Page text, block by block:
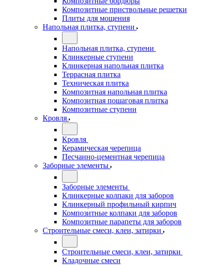
Композитные приствольные решетки
Плиты для мощения
Напольная плитка, ступени
Напольная плитка, ступени
Клинкерные ступени
Клинкерная напольная плитка
Террасная плитка
Техническая плитка
Композитная напольная плитка
Композитная пошаговая плитка
Композитные ступени
Кровля
Кровля
Керамическая черепица
Песчанно-цементная черепица
Заборные элементы
Заборные элементы
Клинкерные колпаки для заборов
Клинкерный профильный кирпич
Композитные колпаки для заборов
Композитные парапеты для заборов
Строительные смеси, клеи, затирки
Строительные смеси, клеи, затирки
Кладочные смеси